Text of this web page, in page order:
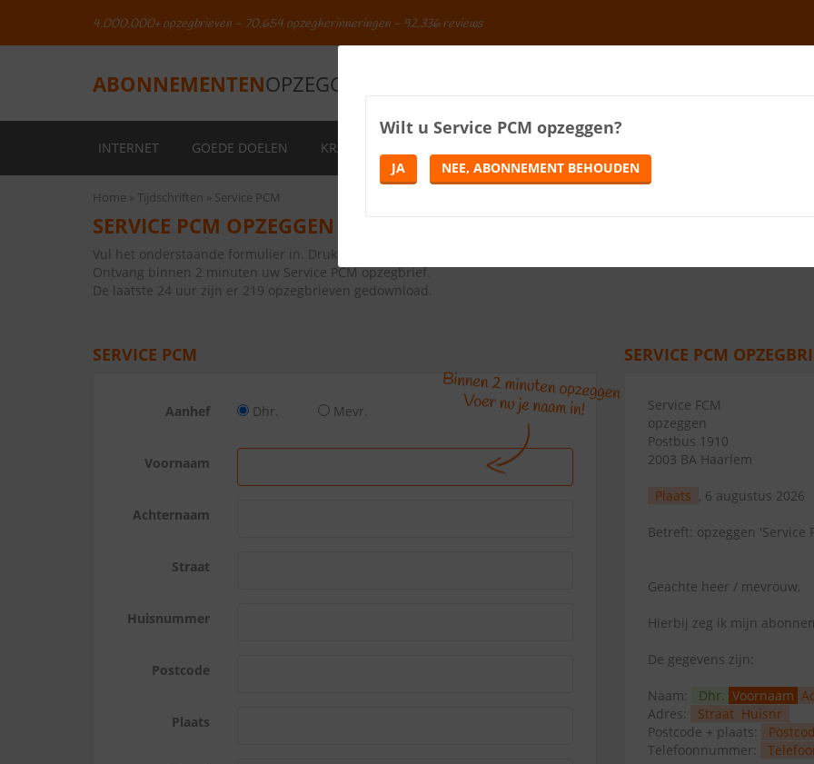
4.000.000+ opzegbrieven - 70.654 opzegherinneringen - 92.336 reviews
ABONNEMENTENOPZEGGEN.NL
INTERNET GOEDE DOELEN KRANTEN
Home Tijdschriften Service PCM
SERVICE PCM OPZEGGEN
Vul het onderstaande formulier in. Druk vervolgens op de knop Abonnement opzeggen.
Ontvang binnen 2 minuten uw Service PCM opzegbrief.
De laatste 24 uur zijn er 219 opzegbrieven gedownload.
SERVICE PCM
Aanhef Dhr. Mevr.
Voornaam
Achternaam
Straat
Huisnummer
Postcode
Plaats
SERVICE PCM
Service FCM
opzeggen
Postbus 1910
2003 BA Haarlem
Plaats , 6 augustus 2026
Betreft: opzeggen 'Service
Geachte heer / mevrouw,
Hierbij zeg ik mijn
De gegevens zijn:
Naam: Dhr. Voornaam
Adres:
Straat Huisnr
Postcode + plaats:
Telefoonnummer:
Wilt u Service PCM opzeggen?
JA NEE, ABONNEMENT BEHOUDEN